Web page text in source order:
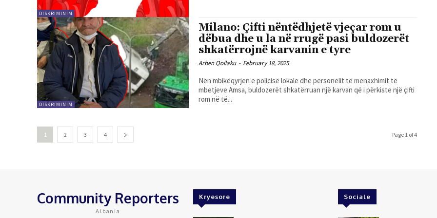
DISKRIMINIM
DISKRIMINIM
Milano: Çifti nëntëdhjetë vjeçar rom u
dëbua dhe u la në rrugë pasi buldozerët
shkatërrojnë karvanin e tyre
Arben Qollaku - February 18, 2025
Nën mbikëqyrjen e policisë lokale dhe personelit të menaxhimit të
mbetjeve Amsa, buldozerët shkatërruan një karvan që i përkiste një çifti
rom në të...
1 2 3 4 Page 1 of 4
Community Reporters
Albania
Kryesore Sociale